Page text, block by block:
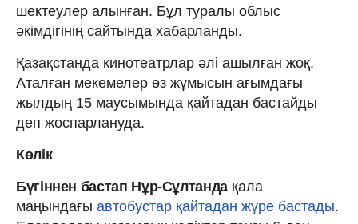
шектеулер алынған. Бұл туралы облыс
әкімдігінің сайтында хабарланды.
Қазақстанда кинотеатрлар әлі ашылған жоқ.
Аталған мекемелер өз жұмысын ағымдағы
жылдың 15 маусымында қайтадан бастайды
деп жоспарлануда.
Көлік
Бүгіннен бастап Нұр-Сұлтандақала
маңындағы автобустар қайтадан жүре бастады.